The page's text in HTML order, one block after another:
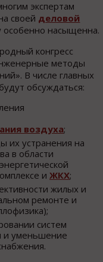
экспертам
своей деловой
особенно насыщенна.
конгресс
методы
В числе главных
обсуждаться:
воздуха;
их устранения на
в области
и ЖКХ;
жилых и
ремонте и
систем
и уменьшение